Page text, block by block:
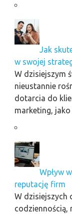
Jak
w swojej
W dzisiejszym
nieustannie
dotarcia do
marketing, jako
Wpływ
reputację firm
W dzisiejszych
codziennością,